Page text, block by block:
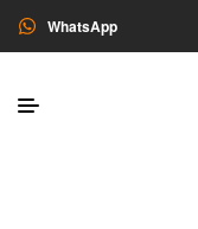
WhatsApp